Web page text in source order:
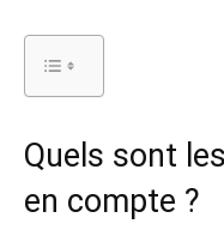
Quels sont
en compte ?